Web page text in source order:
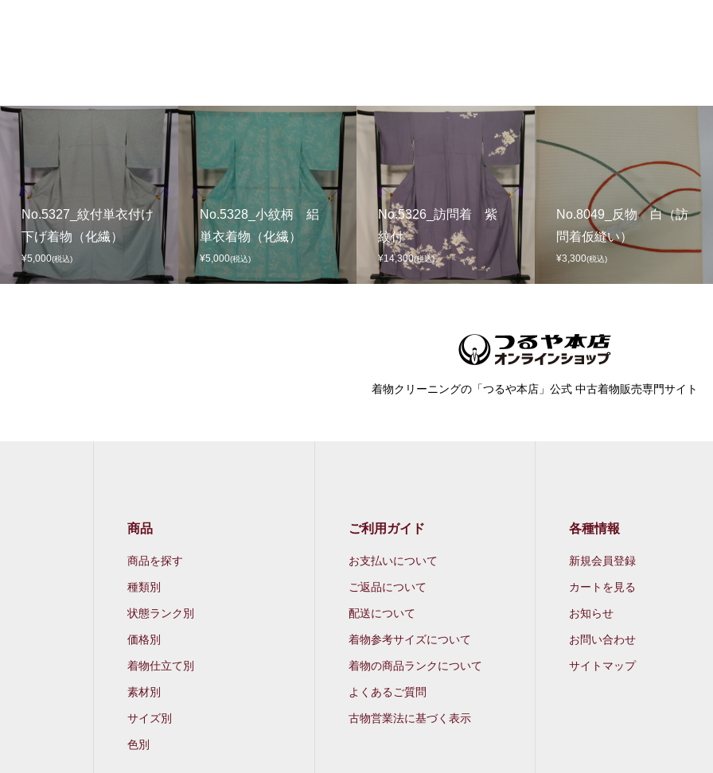
No.5327_紋付単衣付け
下げ着物（化繊）
¥5,000(税込)
No.5328_小紋柄 絽
単衣着物（化繊）
¥5,000(税込)
No.5326_訪問着 紫
紋付
¥14,300(税込)
No.8049_反物 白（訪
問着仮縫い）
¥3,300(税込)
着物クリーニングの「つるや本店」公式 中古着物販売専門サイト
商品
商品を探す
種類別
状態ランク別
価格別
着物仕立て別
素材別
サイズ別
色別
ご利用ガイド
お支払いについて
ご返品について
配送について
着物参考サイズについて
着物の商品ランクについて
よくあるご質問
古物営業法に基づく表示
各種情報
新規会員登録
カートを見る
お知らせ
お問い合わせ
サイトマップ